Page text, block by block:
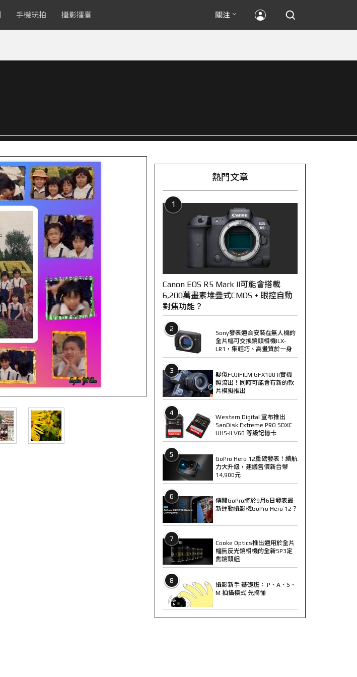
手機玩拍 攝影擂臺 關注
熱門文章
1
Canon EOS R5 Mark II可能會搭載
6,200萬畫素堆疊式CMOS + 眼控自動
對焦功能？
2
Sony發表適合安裝在無人機的
全片幅可交換鏡頭相機ILX-
LR1，集輕巧、高畫質於一身
3
疑似FUJIFILM GFX100 II實機
照流出！同時可能會有新的軟
片模擬推出
4
Western Digital 宣布推出
SanDisk Extreme PRO SDXC
UHS-II V60 等級記憶卡
5
GoPro Hero 12重磅發表！續航
力大升級，建議售價新台幣
14,900元
6
傳聞GoPro將於9月6日發表最
新運動攝影機GoPro Hero 12？
7
Cooke Optics推出適用於全片
幅無反光鏡相機的全新SP3定
焦鏡頭組
8
攝影新手 基礎班： P、A、S、
M 拍攝模式 先搞懂